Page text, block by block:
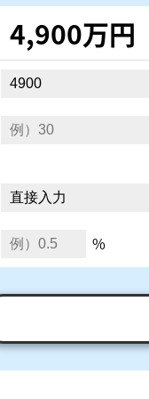
4,900万円
%